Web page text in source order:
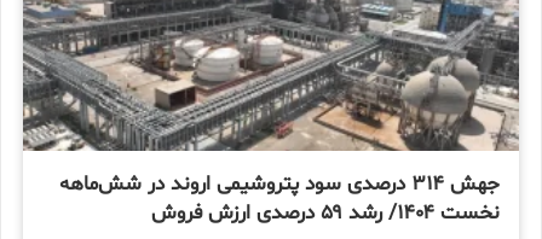
جهش ۳۱۴ درصدی سود پتروشیمی اروند در شش‌ماهه
نخست ۱۴۰۴/ رشد ۵۹ درصدی ارزش فروش